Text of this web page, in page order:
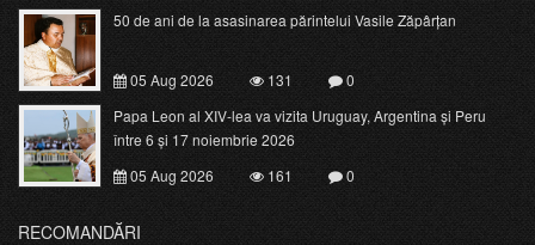
50 de ani de la asasinarea părintelui Vasile Zăpârțan
05 Aug 2026 131
0
Papa Leon al XIV-lea va vizita Uruguay, Argentina și Peru
între 6 și 17 noiembrie 2026
05 Aug 2026
161 0
RECOMANDĂRI